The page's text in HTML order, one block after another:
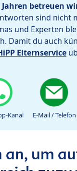
betreuen
sind nicht
und Experten
Damit du auch
Elternservice
Kanal E-Mail / Telefon
um